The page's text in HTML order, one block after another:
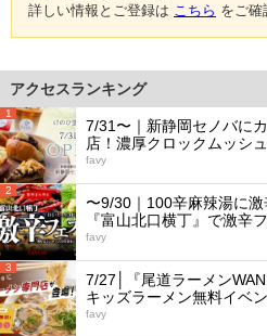
詳しい情報とご登録は こちら をご確
アクセスランキング
1
7/31〜｜新静岡セノバに
店！濃厚クロックムッシ
favy
2
〜9/30｜100辛麻辣湯に激
『富山北口横丁』で激辛
favy
3
7/27│『尾道ラーメン
キッズラーメン無料イベ
favy